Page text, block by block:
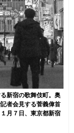
新宿の歌舞伎町。奥
者会見する菅義偉首
月７日、東京都新宿